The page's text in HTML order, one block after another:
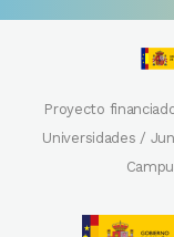
Proyecto
Universidades /